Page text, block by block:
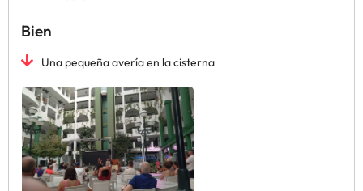
Bien
Una pequeña avería en la cisterna